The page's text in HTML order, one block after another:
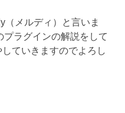
（メルディ）と言いま
ラグインの解説をして
ていきますのでよろし